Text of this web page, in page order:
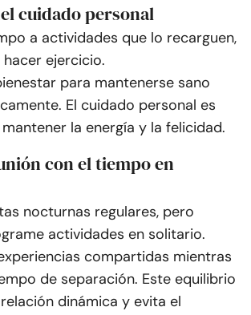
cuidado personal
a actividades que lo recarguen,
ejercicio.
para mantenerse sano
El cuidado personal es
la energía y la felicidad.
con el tiempo en
nocturnas regulares, pero
actividades en solitario.
compartidas mientras
de separación. Este equilibrio
dinámica y evita el